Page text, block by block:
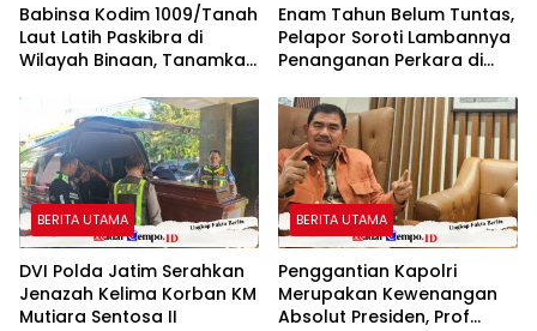
Babinsa Kodim 1009/Tanah
Laut Latih Paskibra di
Wilayah Binaan, Tanamkan
Nasionalisme
Enam Tahun Belum Tuntas,
Pelapor Soroti Lambannya
Penanganan Perkara di
BERITA UTAMA
DVI Polda Jatim Serahkan
Jenazah Kelima Korban KM
Mutiara Sentosa II
BERITA UTAMA
Penggantian Kapolri
Merupakan Kewenangan
Absolut Presiden, Prof